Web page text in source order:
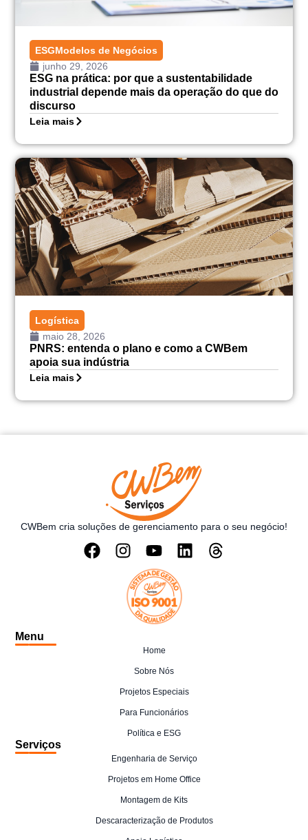
ESGModelos de Negócios
junho 29, 2026
ESG na prática: por que a sustentabilidade
industrial depende mais da operação do que do
discurso
Leia mais
Logística
maio 28, 2026
PNRS: entenda o plano e como a CWBem
apoia sua indústria
Leia mais
CWBem cria soluções de gerenciamento para o seu negócio!
Menu
Home
Sobre Nós
Projetos Especiais
Para Funcionários
Política e ESG
Serviços
Engenharia de Serviço
Projetos em Home Office
Montagem de Kits
Descaracterização de Produtos